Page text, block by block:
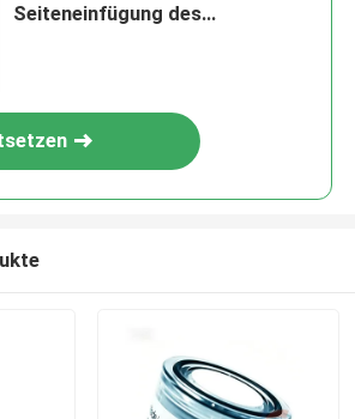
Seiteneinfügung des